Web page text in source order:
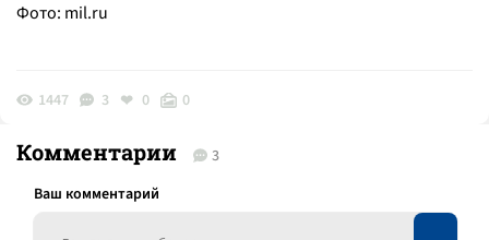
Фото: mil.ru
1447 3 0 0
Комментарии 3